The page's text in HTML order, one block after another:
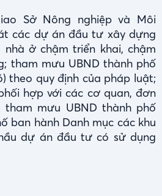
Sở Nông nghiệp và Môi
các dự án đầu tư xây dựng
ở chậm triển khai, chậm
tham mưu UBND thành phố
theo quy định của pháp luật;
hợp với các cơ quan, đơn
mưu UBND thành phố
ban hành Danh mục các khu
dự án đầu tư có sử dụng